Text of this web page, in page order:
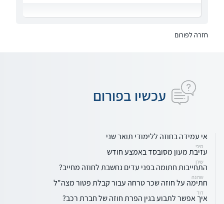
חזרה לפורום
עכשיו בפורום
אי עמידה בחוזה ללימודי תואר שני
מיכי
עזיבת מעון מסובסד באמצע חודש
שירן
התחייבות חתומה בפני עדים נחשבת לחוזה מחייב?
שרונה
חתימה על חוזה שכר טרחה עבור קבלת פטור מצה"ל
דוד
איך אפשר לתבוע בגין הפרת חוזה של חברת רכב?